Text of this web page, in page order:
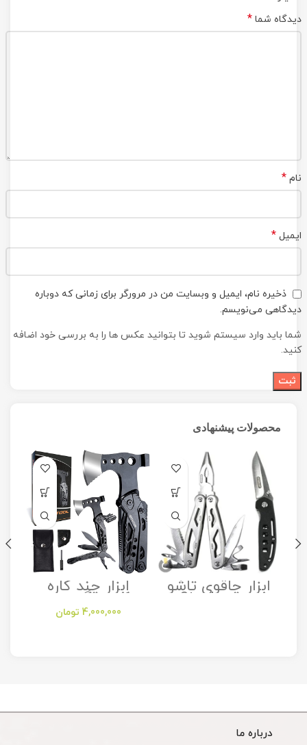
دیدگاه شما *
نام *
ایمیل *
ذخیره نام، ایمیل و وبسایت من در مرورگر برای زمانی که دوباره
دیدگاهی می‌نویسم.
شما باید وارد سیستم شوید تا بتوانید عکس ها را به بررسی خود اضافه
کنید.
محصولات پیشنهادی
ابزار چاقوی تاشو
مدل Stanley
ابزار چند کاره
کمپینگ مدل
Camping
Multitool
4,000,000 تومان
درباره ما